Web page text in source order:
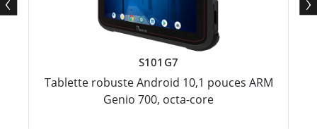
S101G7
Tablette robuste Android 10,1 pouces ARM
Genio 700, octa-core